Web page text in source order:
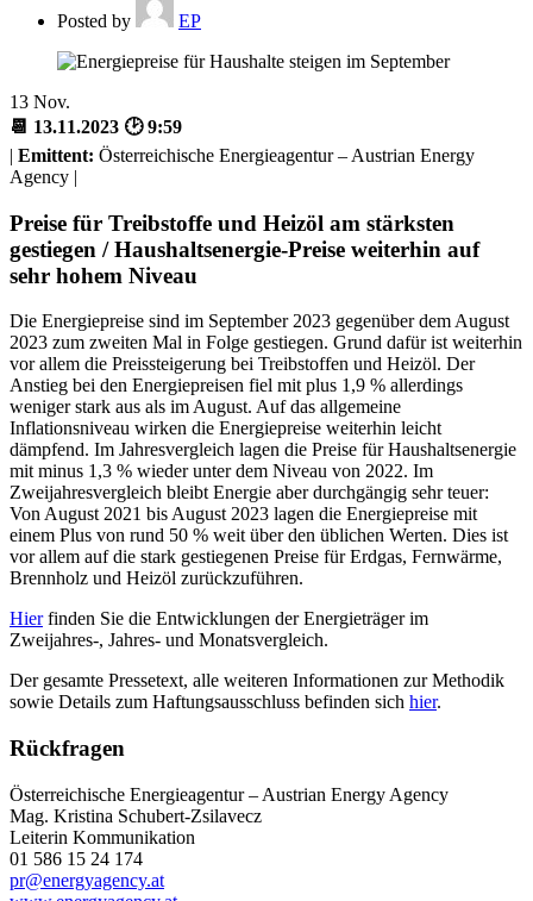
Posted by EP
13 Nov.
📆 13.11.2023 🕑 9:59
| Emittent: Österreichische Energieagentur – Austrian Energy
Agency |
Preise für Treibstoffe und Heizöl am stärksten
gestiegen / Haushaltsenergie-Preise weiterhin auf
sehr hohem Niveau
Die Energiepreise sind im September 2023 gegenüber dem August
2023 zum zweiten Mal in Folge gestiegen. Grund dafür ist weiterhin
vor allem die Preissteigerung bei Treibstoffen und Heizöl. Der
Anstieg bei den Energiepreisen fiel mit plus 1,9 % allerdings
weniger stark aus als im August. Auf das allgemeine
Inflationsniveau wirken die Energiepreise weiterhin leicht
dämpfend. Im Jahresvergleich lagen die Preise für Haushaltsenergie
mit minus 1,3 % wieder unter dem Niveau von 2022. Im
Zweijahresvergleich bleibt Energie aber durchgängig sehr teuer:
Von August 2021 bis August 2023 lagen die Energiepreise mit
einem Plus von rund 50 % weit über den üblichen Werten. Dies ist
vor allem auf die stark gestiegenen Preise für Erdgas, Fernwärme,
Brennholz und Heizöl zurückzuführen.
Hierfinden Sie die Entwicklungen der Energieträger im
Zweijahres-, Jahres- und Monatsvergleich.
Der gesamte Pressetext, alle weiteren Informationen zur Methodik
sowie Details zum Haftungsausschluss befinden sich hier.
Rückfragen
Österreichische Energieagentur – Austrian Energy Agency
Mag. Kristina Schubert-Zsilavecz
Leiterin Kommunikation
01 586 15 24 174
pr@energyagency.at